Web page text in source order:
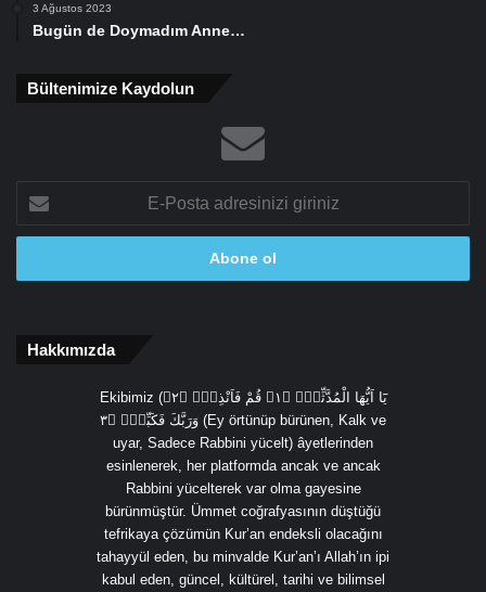
3 Ağustos 2023
Bugün de Doymadım Anne…
Bültenimize Kaydolun
Posta
adresinizi
Hakkımızda
Ekibimiz (يَٓا اَيُّهَا الْمُدَّثِّرُۙ ﴿١﴾ قُمْ فَاَنْذِرْۙ ﴿٢﴾
وَرَبَّكَ فَكَبِّرْۙ ﴿٣ (Ey örtünüp bürünen, Kalk ve
uyar, Sadece Rabbini yücelt) âyetlerinden
esinlenerek, her platformda ancak ve ancak
Rabbini yücelterek var olma gayesine
bürünmüştür. Ümmet coğrafyasının düştüğü
tefrikaya çözümün Kur’an endeksli olacağını
tahayyül eden, bu minvalde Kur’an’ı Allah’ın ipi
kabul eden, güncel, kültürel, tarihi ve bilimsel